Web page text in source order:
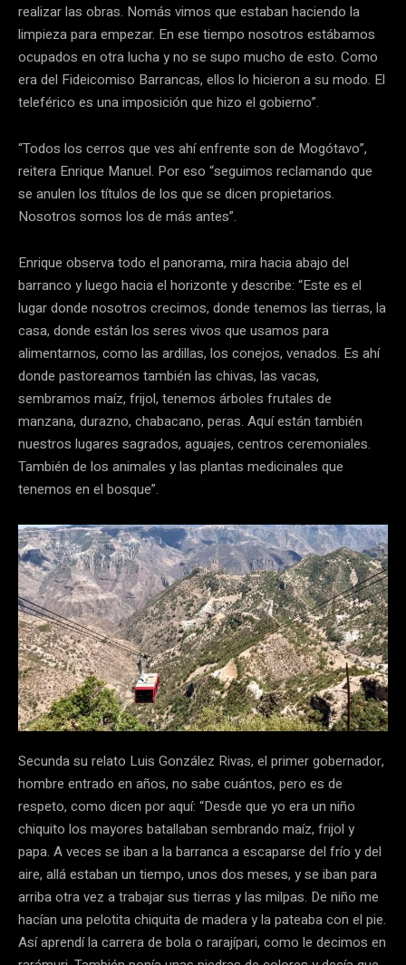
realizar las obras. Nomás vimos que estaban haciendo la
limpieza para empezar. En ese tiempo nosotros estábamos
ocupados en otra lucha y no se supo mucho de esto. Como
era del Fideicomiso Barrancas, ellos lo hicieron a su modo. El
teleférico es una imposición que hizo el gobierno”.
“Todos los cerros que ves ahí enfrente son de Mogótavo”,
reitera Enrique Manuel. Por eso “seguimos reclamando que
se anulen los títulos de los que se dicen propietarios.
Nosotros somos los de más antes”.
Enrique observa todo el panorama, mira hacia abajo del
barranco y luego hacia el horizonte y describe: “Este es el
lugar donde nosotros crecimos, donde tenemos las tierras, la
casa, donde están los seres vivos que usamos para
alimentarnos, como las ardillas, los conejos, venados. Es ahí
donde pastoreamos también las chivas, las vacas,
sembramos maíz, frijol, tenemos árboles frutales de
manzana, durazno, chabacano, peras. Aquí están también
nuestros lugares sagrados, aguajes, centros ceremoniales.
También de los animales y las plantas medicinales que
tenemos en el bosque”.
Secunda su relato Luis González Rivas, el primer gobernador,
hombre entrado en años, no sabe cuántos, pero es de
respeto, como dicen por aquí: “Desde que yo era un niño
chiquito los mayores batallaban sembrando maíz, frijol y
papa. A veces se iban a la barranca a escaparse del frío y del
aire, allá estaban un tiempo, unos dos meses, y se iban para
arriba otra vez a trabajar sus tierras y las milpas. De niño me
hacían una pelotita chiquita de madera y la pateaba con el pie.
Así aprendí la carrera de bola o rarajípari, como le decimos en